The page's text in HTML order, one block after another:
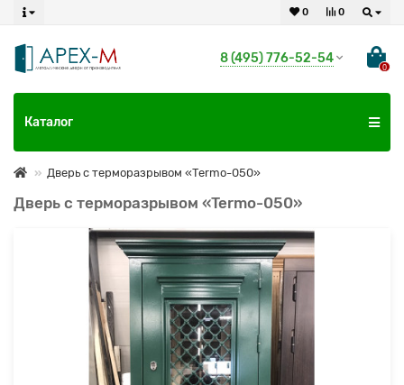
0
0
8 (495) 776-52-54
0
Каталог
Дверь с терморазрывом «Termo-050»
Дверь с терморазрывом «Termo-050»